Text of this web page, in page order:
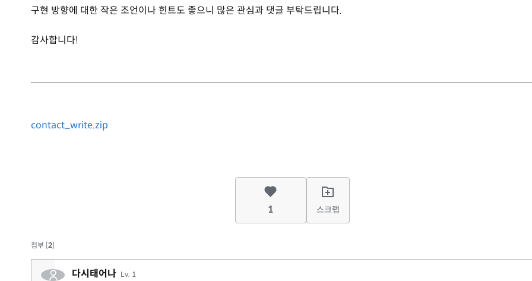
구현 방향에 대한 작은 조언이나 힌트도 좋으니 많은 관심과 댓글 부탁드립니다.
감사합니다!
contact_write.zip
1 스크랩
첨부 [2]
다시태어나 Lv. 1